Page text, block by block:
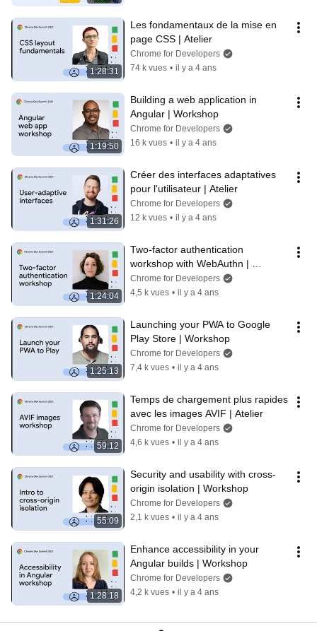
1:28:31
Les fondamentaux de la mise en
page CSS | Atelier
Chrome for Developers
74 k vues • il y a 4 ans
1:19:50
Building a web application in
Angular | Workshop
Chrome for Developers
16 k vues • il y a 4 ans
1:31:26
Créer des interfaces adaptatives
pour l'utilisateur | Atelier
Chrome for Developers
12 k vues • il y a 4 ans
1:24:04
Two-factor authentication
workshop with WebAuthn |
Workshop
Chrome for Developers
4,5 k vues • il y a 4 ans
1:25:13
Launching your PWA to Google
Play Store | Workshop
Chrome for Developers
7,4 k vues • il y a 4 ans
59:12
Temps de chargement plus rapides
avec les images AVIF | Atelier
Chrome for Developers
4,6 k vues • il y a 4 ans
55:09
Security and usability with cross-
origin isolation | Workshop
Chrome for Developers
2,1 k vues • il y a 4 ans
1:28:18
Enhance accessibility in your
Angular builds | Workshop
Chrome for Developers
4,2 k vues • il y a 4 ans